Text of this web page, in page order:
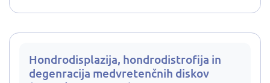
Hondrodisplazija, hondrodistrofija in
degenracija medvretenčnih diskov